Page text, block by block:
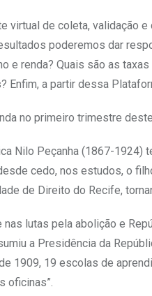
virtual de coleta,
poderemos dar
e renda? Quais são as
a partir dessa
no primeiro trimestre
Nilo Peçanha (1867-1924)
cedo, nos estudos, o
de Direito do Recife,
nas lutas pela abolição e
a Presidência da
1909, 19 escolas de
oficinas”.